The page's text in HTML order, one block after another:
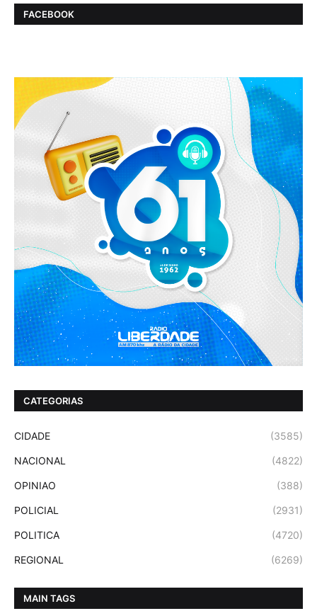
FACEBOOK
CATEGORIAS
CIDADE (3585)
NACIONAL (4822)
OPINIAO (388)
POLICIAL (2931)
POLITICA (4720)
REGIONAL (6269)
MAIN TAGS